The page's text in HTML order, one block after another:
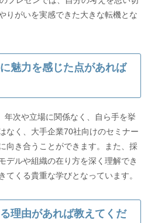
りがいを実感できた大きな転機とな
魅力を感じた点があれば
次や立場に関係なく、自ら手を挙
なく、大手企業70社向けのセミナー
向き合うことができます。また、採
デルや組織の在り方を深く理解でき
くる貴重な学びとなっています。
理由があれば教えてくだ